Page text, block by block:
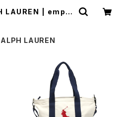
LAUREN | empir
LAUREN